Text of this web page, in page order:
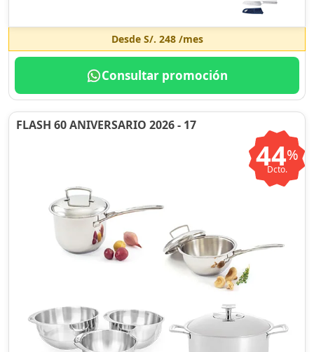
Desde S/. 248/mes
Consultar promoción
FLASH 60 ANIVERSARIO 2026 - 17
44%
Dcto.